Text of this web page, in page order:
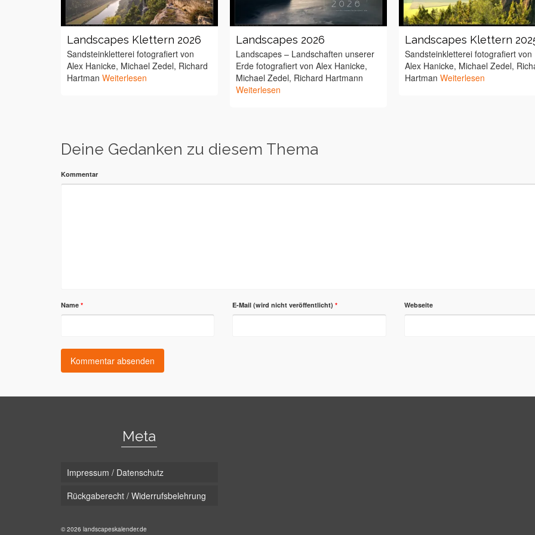
Landscapes Klettern 2026
Sandsteinkletterei fotografiert von
Alex Hanicke, Michael Zedel, Richard
Hartman Weiterlesen
Landscapes 2026
Landscapes – Landschaften unserer
Erde fotografiert von Alex Hanicke,
Michael Zedel, Richard Hartmann
Weiterlesen
Landscapes Klettern
Sandsteinkletterei fotografiert von
Alex Hanicke, Michael Zedel,
HartmanWeiterlesen
Deine Gedanken zu diesem Thema
Kommentar
Name * E-Mail (wird nicht veröffentlicht)* Webseite
Meta
Impressum / Datenschutz
Rückgaberecht / Widerrufsbelehrung
© 2026 landscapeskalender.de